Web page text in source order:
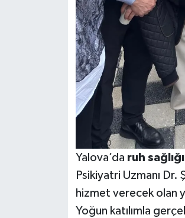
Yalova’da ruh sağlığı
Psikiyatri Uzmanı Dr.
hizmet verecek olan
Yoğun katılımla